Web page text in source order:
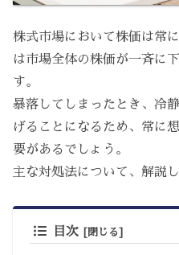
株式市場において株価は常
は市場全体の株価が一斉に
す。
暴落してしまったとき、冷
げることになるため、常に
要があるでしょう。
主な対処法について、解説し
目次